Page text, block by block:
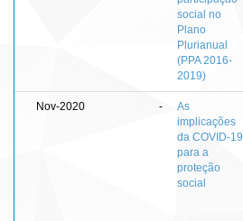
social no
Plano
Plurianual
(PPA 2016-
2019)
Nov-2020 -
As
implicações
da COVID-19
para a
proteção
social